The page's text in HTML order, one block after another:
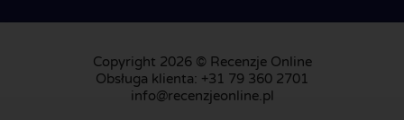
Copyright 2026 © Recenzje Online
Obsługa klienta: +31 79 360 2701
info@recenzjeonline.pl